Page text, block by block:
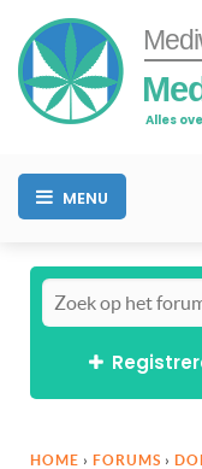
Alles
MENU
HOME › FORUMS ›